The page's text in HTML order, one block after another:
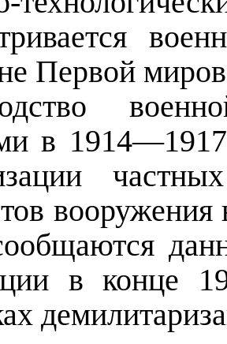
Первой
в 1914—1917
вооружения
в конце